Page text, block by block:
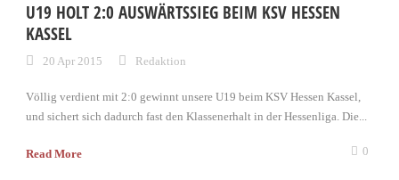
U19 HOLT 2:0 AUSWÄRTSSIEG BEIM KSV HESSEN
KASSEL
20 Apr 2015 Redaktion
Völlig verdient mit 2:0 gewinnt unsere U19 beim KSV Hessen Kassel,
und sichert sich dadurch fast den Klassenerhalt in der Hessenliga. Die...
Read More 0